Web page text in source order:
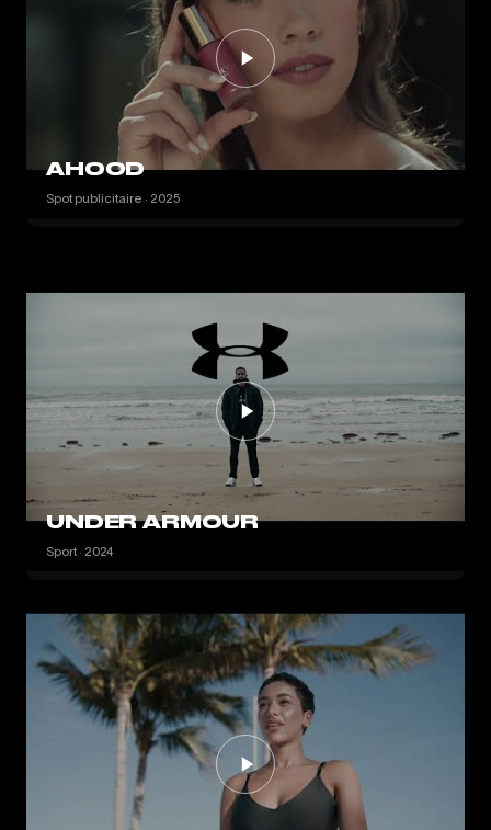
AHOOD
Spot publicitaire · 2025
UNDER ARMOUR
Sport · 2024